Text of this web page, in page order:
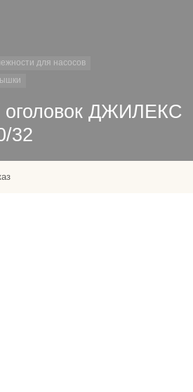
для насосов
оголовок ДЖИЛЕКС
32